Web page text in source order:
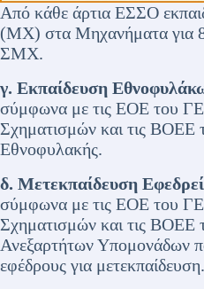
Από κάθε άρτια ΕΣΣΟ
(ΜΧ) στα Μηχανήματα για 8
ΣΜΧ.
γ. Εκπαίδευση
σύμφωνα με τις ΕΟΕ του
Σχηματισμών και τις
Εθνοφυλακής.
δ. Μετεκπαίδευση
σύμφωνα με τις ΕΟΕ του
Σχηματισμών και τις
Ανεξαρτήτων Υπομονάδων
εφέδρους για μετεκπαίδευση.